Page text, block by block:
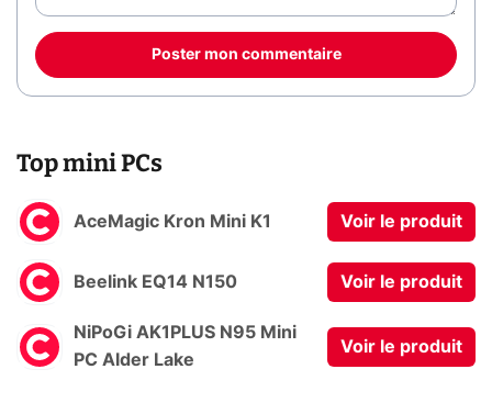
Poster mon commentaire
Top mini PCs
AceMagic Kron Mini K1 Voir le produit
Beelink EQ14 N150 Voir le produit
NiPoGi AK1PLUS N95 Mini
PC Alder Lake
Voir le produit